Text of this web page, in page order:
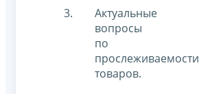
Актуальные
вопросы
по
прослеживаемости
товаров.